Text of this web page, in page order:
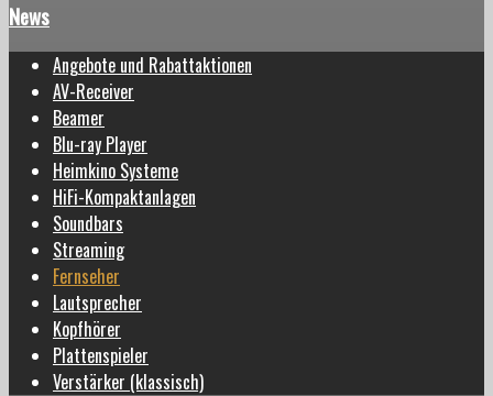
News
Angebote und Rabattaktionen
AV-Receiver
Beamer
Blu-ray Player
Heimkino Systeme
HiFi-Kompaktanlagen
Soundbars
Streaming
Fernseher
Lautsprecher
Kopfhörer
Plattenspieler
Verstärker (klassisch)